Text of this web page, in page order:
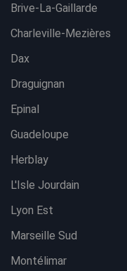
Brive-La-Gaillarde
Charleville-Mezières
Dax
Draguignan
Epinal
Guadeloupe
Herblay
L'Isle Jourdain
Lyon Est
Marseille Sud
Montélimar